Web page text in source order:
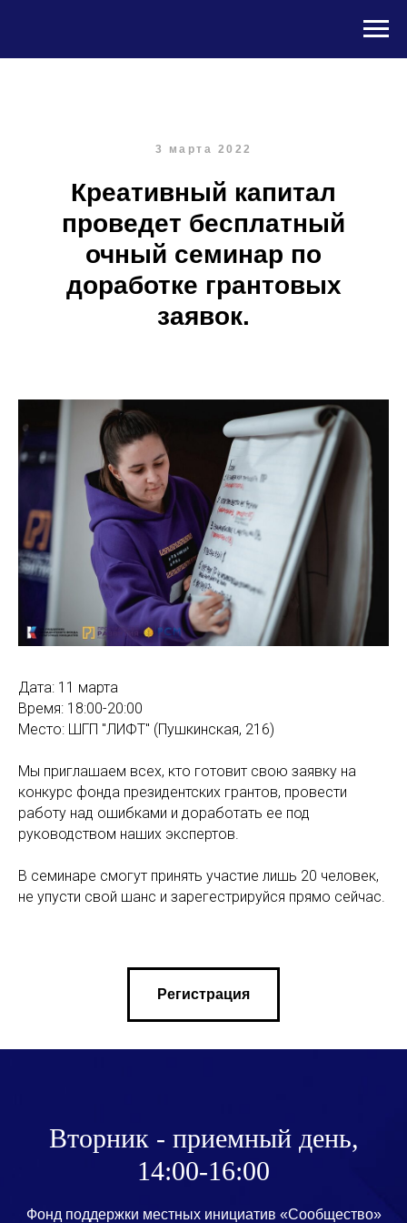
3 марта 2022
Креативный капитал
проведет бесплатный
очный семинар по
доработке грантовых
заявок.
Дата: 11 марта
Время: 18:00-20:00
Место: ШГП "ЛИФТ" (Пушкинская, 216)
Мы приглашаем всех, кто готовит свою заявку на
конкурс фонда президентских грантов, провести
работу над ошибками и доработать ее под
руководством наших экспертов.
В семинаре смогут принять участие лишь 20 человек,
не упусти свой шанс и зарегестрируйся прямо сейчас.
Регистрация
Вторник - приемный день,
14:00-16:00
Фонд поддержки местных инициатив «Сообщество»